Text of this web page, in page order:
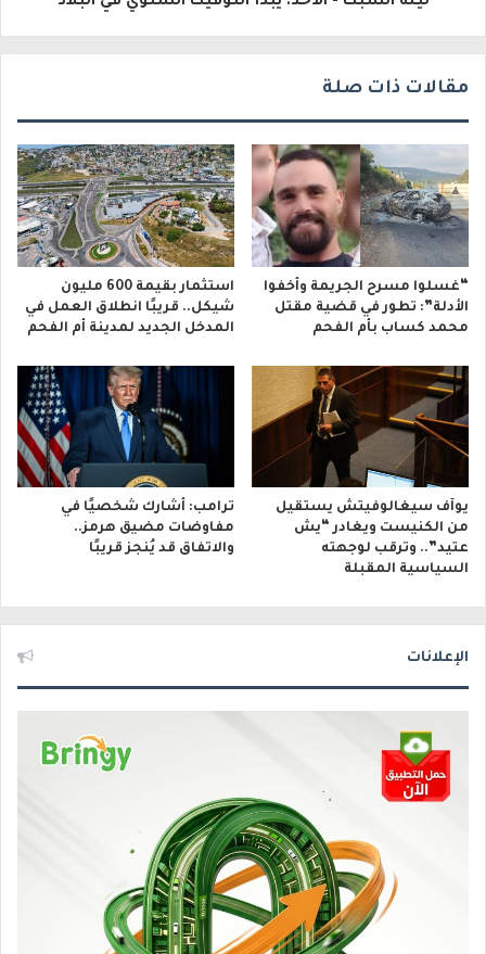
مقالات ذات صلة
“غسلوا مسرح الجريمة وأخفوا
الأدلة”: تطور في قضية مقتل
محمد كساب بأم الفحم
استثمار بقيمة 600 مليون
شيكل.. قريبًا انطلاق العمل في
المدخل الجديد لمدينة أم الفحم
يوآف سيغالوفيتش يستقيل
من الكنيست ويغادر “يش
عتيد”.. وترقب لوجهته
السياسية المقبلة
ترامب: أشارك شخصيًا في
مفاوضات مضيق هرمز..
والاتفاق قد يُنجز قريبًا
الإعلانات